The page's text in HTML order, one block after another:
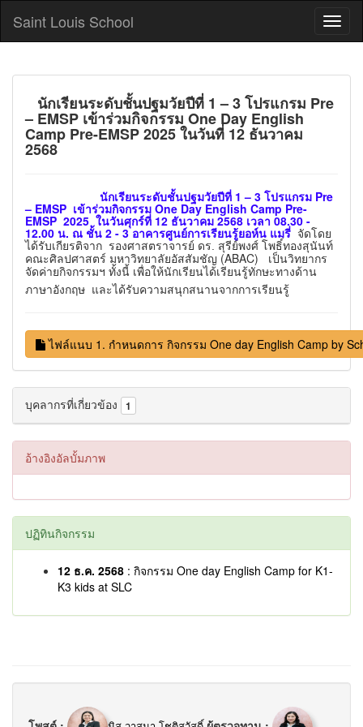
Saint Louis School
นักเรียนระดับชั้นปฐมวัยปีที่ 1 – 3 โปรแกรม Pre
– EMSP เข้าร่วมกิจกรรม One Day English
Camp Pre-EMSP 2025 ในวันที่ 12 ธันวาคม
2568
นักเรียนระดับชั้นปฐมวัยปีที่ 1 – 3 โปรแกรม Pre
– EMSP เข้าร่วมกิจกรรม One Day English Camp Pre-
EMSP 2025 ในวันศุกร์ที่ 12 ธันวาคม 2568 เวลา 08.30 -
12.00 น. ณ ชั้น 2 - 3 อาคารศูนย์การเรียนรู้ยอห์น แมรี่ จัดโดย
ได้รับเกียรติจาก รองศาสตราจารย์ ดร. สุรีย์พงศ์ โพธิ์ทองสุนันท์
คณะศิลปศาสตร์ มหาวิทยาลัยอัสสัมชัญ (ABAC) เป็นวิทยากร
จัดค่ายกิจกรรมฯ ทั้งนี้ เพื่อให้นักเรียนได้เรียนรู้ทักษะทางด้าน
ภาษาอังกฤษ และได้รับความสนุกสนานจากการเรียนรู้
ไฟล์แนบ 1. กำหนดการ กิจกรรม One day English Camp by
บุคลากรที่เกี่ยวข้อง 1
อ้างอิงอัลบั้มภาพ
ปฏิทินกิจกรรม
12 ธ.ค. 2568 : กิจกรรม One day English Camp for K1-
K3 kids at SLC